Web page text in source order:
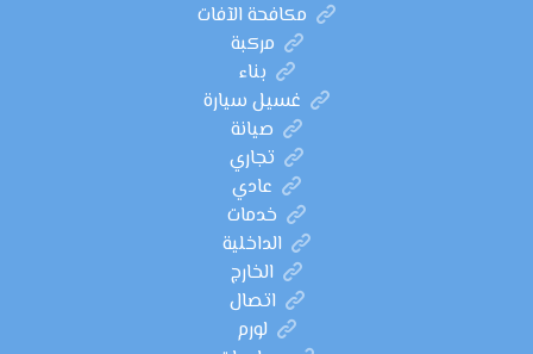
مكافحة الآفات
مركبة
بناء
غسيل سيارة
صيانة
تجاري
عادي
خدمات
الداخلية
الخارج
اتصال
لورم